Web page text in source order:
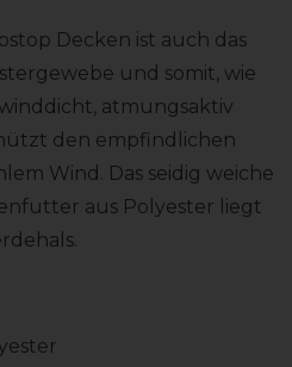
Decken ist auch das
und somit, wie
atmungsaktiv
den empfindlichen
Wind. Das seidig weiche
aus Polyester liegt